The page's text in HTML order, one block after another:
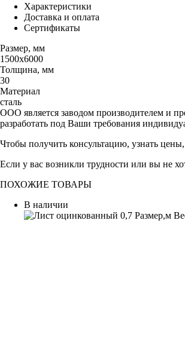
Характеристики
Доставка и оплата
Сертификаты
Размер, мм
1500х6000
Толщина, мм
30
Материал
сталь
ООО является заводом производителем и
разработать под Ваши требования
Чтобы получить консультацию, узнать
Если у вас возникли трудности или вы не
ПОХОЖИЕ ТОВАРЫ
В наличии